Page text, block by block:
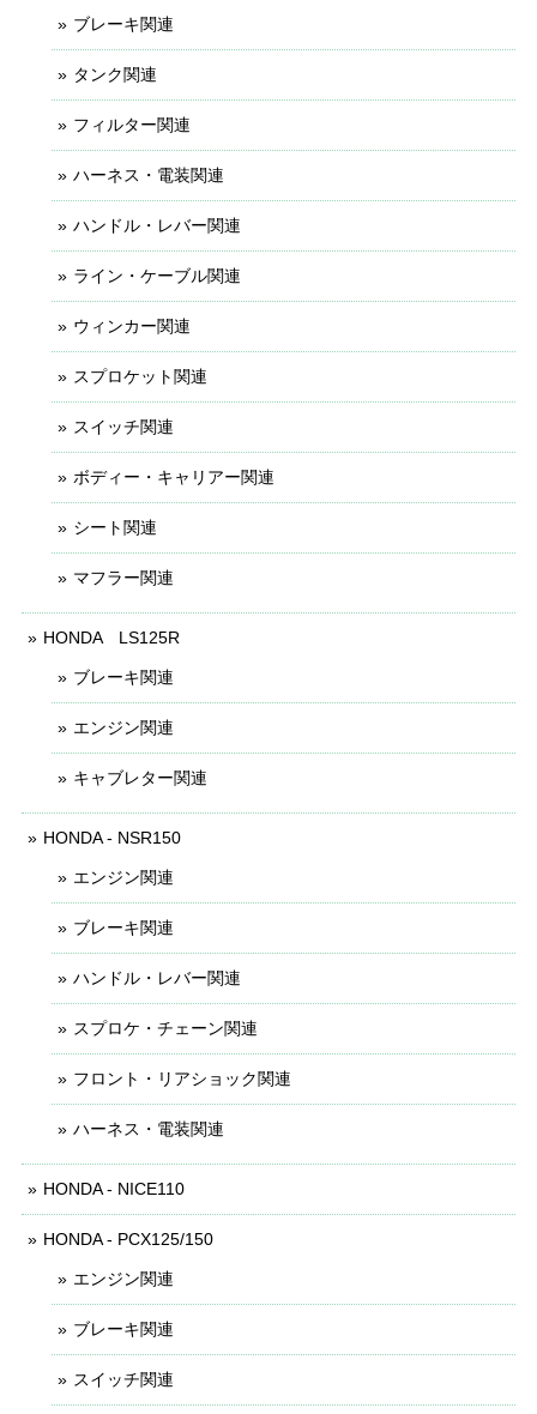
ブレーキ関連
タンク関連
フィルター関連
ハーネス・電装関連
ハンドル・レバー関連
ライン・ケーブル関連
ウィンカー関連
スプロケット関連
スイッチ関連
ボディー・キャリアー関連
シート関連
マフラー関連
HONDA LS125R
ブレーキ関連
エンジン関連
キャブレター関連
HONDA - NSR150
エンジン関連
ブレーキ関連
ハンドル・レバー関連
スプロケ・チェーン関連
フロント・リアショック関連
ハーネス・電装関連
HONDA - NICE110
HONDA - PCX125/150
エンジン関連
ブレーキ関連
スイッチ関連